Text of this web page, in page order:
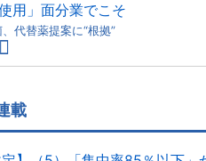
用」面分業でこそ
代替薬提案に“根拠”
載